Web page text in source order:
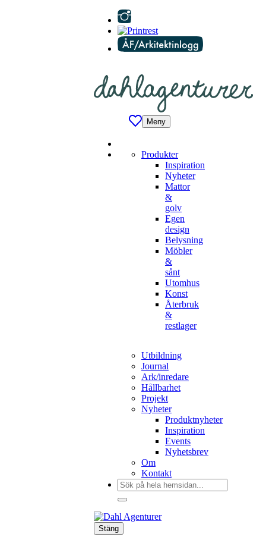
Meny
Produkter
Inspiration
Nyheter
Mattor
&
golv
Egen
design
Belysning
Möbler
&
sånt
Utomhus
Konst
Återbruk
&
restlager
Utbildning
Journal
Ark/inredare
Hållbarhet
Projekt
Nyheter
Produktnyheter
Inspiration
Events
Nyhetsbrev
Om
Kontakt
Sök
efter:
Stäng